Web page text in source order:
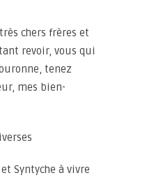
chers frères et
revoir, vous qui
tenez
mes bien-
et Syntyche à vivre